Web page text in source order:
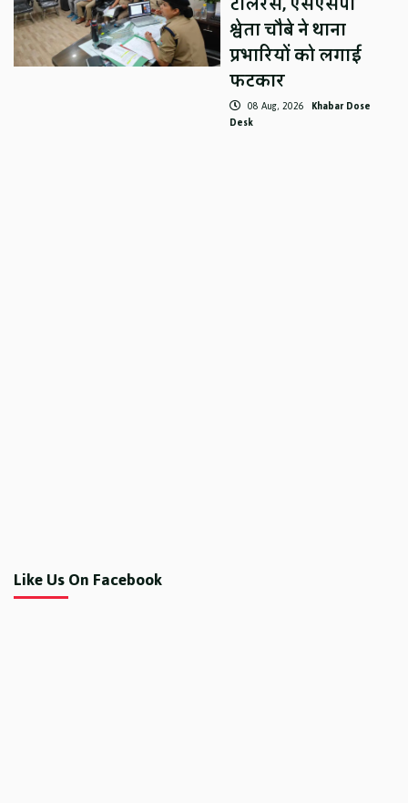
श्वेता चौबे ने थाना
प्रभारियों को लगाई
फटकार
08 Aug, 2026 Khabar Dose
Desk
Like Us On Facebook